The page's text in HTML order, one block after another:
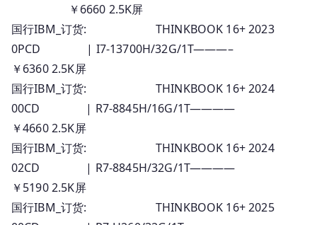
￥6660 2.5K屏
国行IBM_订货: THINKBOOK 16+ 2023
0PCD | I7-13700H/32G/1T———–
￥6360 2.5K屏
国行IBM_订货: THINKBOOK 16+ 2024
00CD | R7-8845H/16G/1T————
￥4660 2.5K屏
国行IBM_订货: THINKBOOK 16+ 2024
02CD | R7-8845H/32G/1T————
￥5190 2.5K屏
国行IBM_订货: THINKBOOK 16+ 2025